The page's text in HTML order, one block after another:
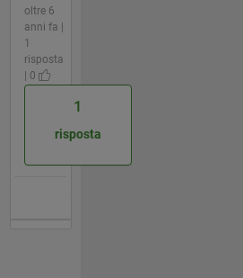
oltre 6
anni fa |
1
risposta
| 0
1
risposta